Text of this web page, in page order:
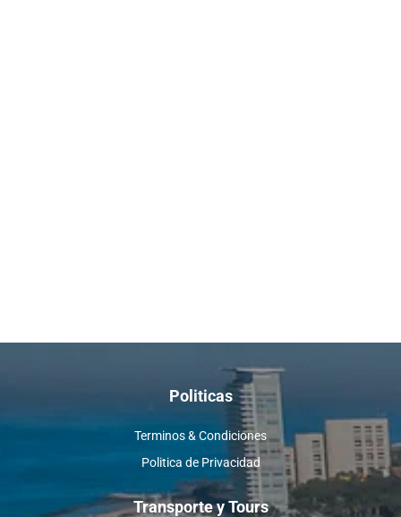
Politicas
Terminos & Condiciones
Politica de Privacidad
Transporte y Tours